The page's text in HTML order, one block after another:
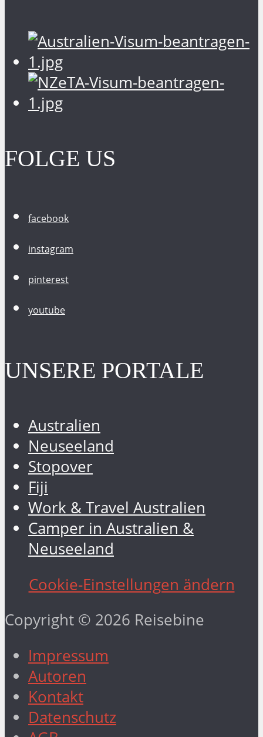
FOLGE US
facebook
instagram
pinterest
youtube
UNSERE PORTALE
Australien
Neuseeland
Stopover
Fiji
Work & Travel Australien
Camper in Australien &
Neuseeland
Cookie-Einstellungen ändern
Copyright © 2026 Reisebine
Impressum
Autoren
Kontakt
Datenschutz